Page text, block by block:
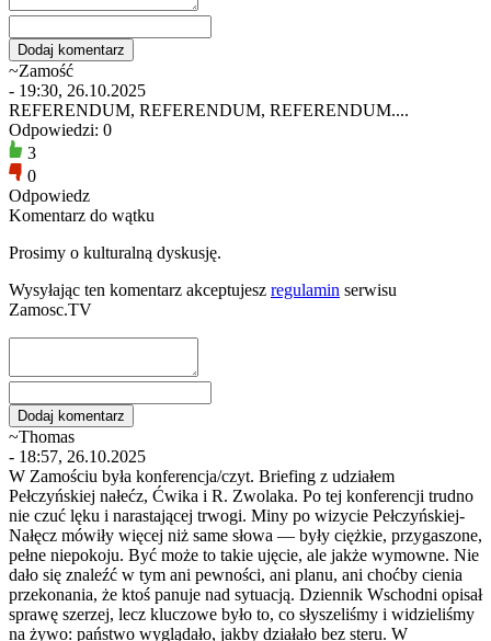
~Zamość
- 19:30, 26.10.2025
REFERENDUM, REFERENDUM, REFERENDUM....
Odpowiedzi: 0
3
0
Odpowiedz
Komentarz do wątku
Prosimy o kulturalną dyskusję.
Wysyłając ten komentarz akceptujesz regulamin serwisu
Zamosc.TV
~Thomas
- 18:57, 26.10.2025
W Zamościu była konferencja/czyt. Briefing z udziałem
Pełczyńskiej nałećz, Ćwika i R. Zwolaka. Po tej konferencji trudno
nie czuć lęku i narastającej trwogi. Miny po wizycie Pełczyńskiej-
Nałęcz mówiły więcej niż same słowa — były ciężkie, przygaszone,
pełne niepokoju. Być może to takie ujęcie, ale jakże wymowne. Nie
dało się znaleźć w tym ani pewności, ani planu, ani choćby cienia
przekonania, że ktoś panuje nad sytuacją. Dziennik Wschodni opisał
sprawę szerzej, lecz kluczowe było to, co słyszeliśmy i widzieliśmy
na żywo: państwo wyglądało, jakby działało bez steru. W